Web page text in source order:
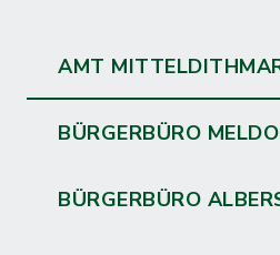
AMT
BÜRGERBÜRO
BÜRGERBÜRO